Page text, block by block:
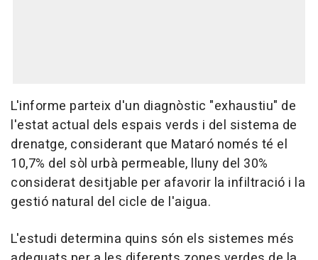
L'informe parteix d'un diagnòstic "exhaustiu" de
l'estat actual dels espais verds i del sistema de
drenatge, considerant que Mataró només té el
10,7% del sòl urbà permeable, lluny del 30%
considerat desitjable per afavorir la infiltració i la
gestió natural del cicle de l'aigua.
L'estudi determina quins són els sistemes més